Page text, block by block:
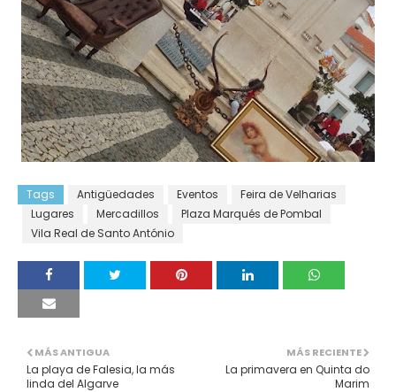
Tags Antigüedades Eventos
Feira de Velharias
Lugares
Mercadillos
Plaza Marqués de Pombal
Vila Real de Santo António
MÁS RECIENTE
La primavera en Quinta do
Marim
MÁS ANTIGUA
La playa de Falesia, la más
linda del Algarve